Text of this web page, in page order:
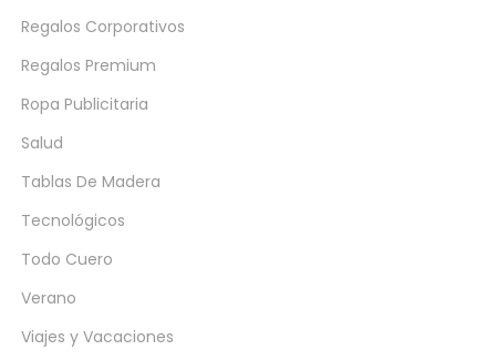
Regalos Corporativos
Regalos Premium
Ropa Publicitaria
Salud
Tablas De Madera
Tecnológicos
Todo Cuero
Verano
Viajes y Vacaciones